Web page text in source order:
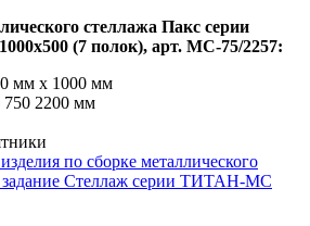
стеллажа Пакс серии
(7 полок), арт. МС-75/2257:
мм х 1000 мм
2200 мм
по сборке металлического
задание Стеллаж серии ТИТАН-МС